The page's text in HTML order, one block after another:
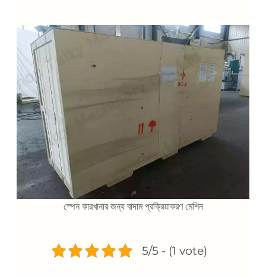
স্পেন কারখানার জন্য বাদাম প্রক্রিয়াকরণ মেশিন
5/5 - (1 vote)